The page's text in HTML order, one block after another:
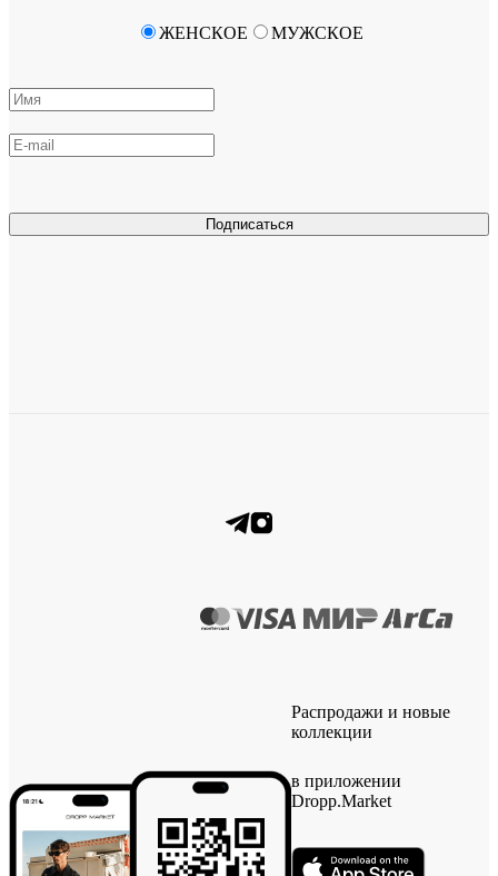
Подписаться
ЖЕНСКОЕ МУЖСКОЕ
Распродажи и новые
коллекции
в приложении
Dropp.Market